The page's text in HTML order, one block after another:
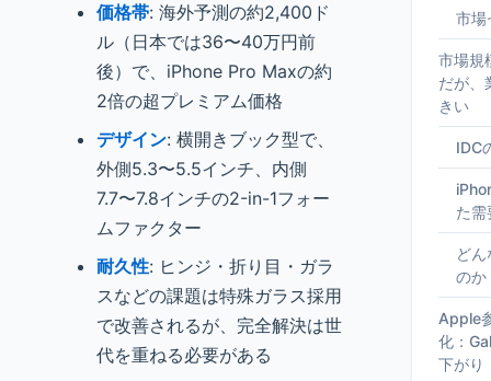
価格帯: 海外予測の約2,400ド
ル（日本では36〜40万円前
後）で、iPhone Pro Maxの約
2倍の超プレミアム価格
デザイン: 横開きブック型で、
外側5.3〜5.5インチ、内側
7.7〜7.8インチの2-in-1フォー
ムファクター
耐久性: ヒンジ・折り目・ガラ
スなどの課題は特殊ガラス採用
で改善されるが、完全解決は世
代を重ねる必要がある
市場
市場規
だが、
きい
IDC
た需
ど
のか
Apple
化：
下がり